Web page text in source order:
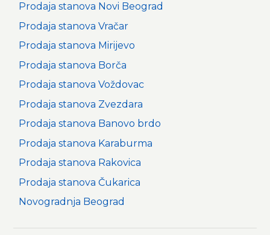
Prodaja stanova Novi Beograd
Prodaja stanova Vračar
Prodaja stanova Mirijevo
Prodaja stanova Borča
Prodaja stanova Voždovac
Prodaja stanova Zvezdara
Prodaja stanova Banovo brdo
Prodaja stanova Karaburma
Prodaja stanova Rakovica
Prodaja stanova Čukarica
Novogradnja Beograd